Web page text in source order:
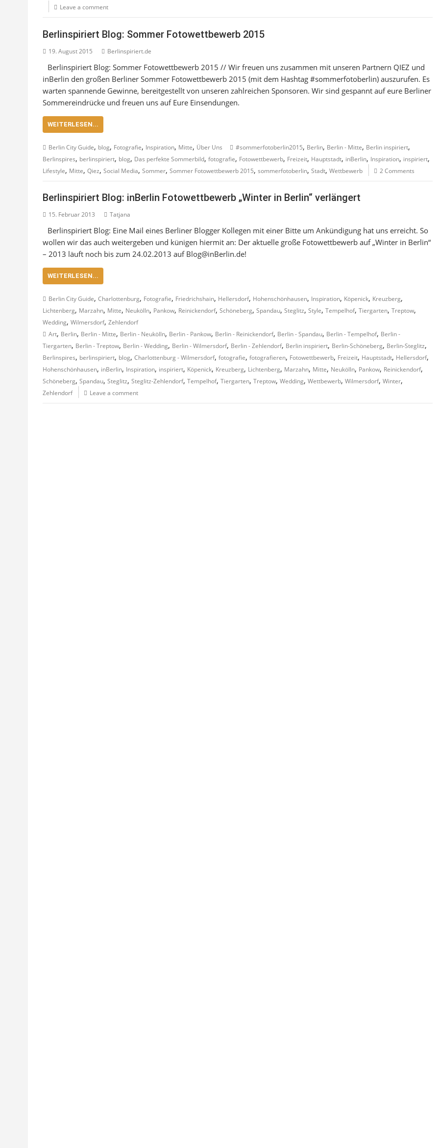
Leave a comment
Berlinspiriert Blog: Sommer Fotowettbewerb 2015
19. August 2015 Berlinspiriert.de
Berlinspiriert Blog: Sommer Fotowettbewerb 2015 // Wir freuen uns zusammen mit unseren Partnern QIEZ und
inBerlin den großen Berliner Sommer Fotowettbewerb 2015 (mit dem Hashtag #sommerfotoberlin) auszurufen. Es
warten spannende Gewinne, bereitgestellt von unseren zahlreichen Sponsoren. Wir sind gespannt auf eure Berliner
Sommereindrücke und freuen uns auf Eure Einsendungen.
WEITERLESEN...
Berlin City Guide, blog, Fotografie, Inspiration, Mitte, Über Uns #sommerfotoberlin2015, Berlin, Berlin - Mitte, Berlin inspiriert,
Berlinspires, berlinspiriert, blog, Das perfekte Sommerbild, fotografie, Fotowettbewerb, Freizeit, Hauptstadt, inBerlin, Inspiration, inspiriert,
Lifestyle, Mitte, Qiez, Social Media, Sommer, Sommer Fotowettbewerb 2015, sommerfotoberlin, Stadt, Wettbewerb 2 Comments
Berlinspiriert Blog: inBerlin Fotowettbewerb „Winter in Berlin“ verlängert
15. Februar 2013 Tatjana
Berlinspiriert Blog: Eine Mail eines Berliner Blogger Kollegen mit einer Bitte um Ankündigung hat uns erreicht. So
wollen wir das auch weitergeben und künigen hiermit an: Der aktuelle große Fotowettbewerb auf „Winter in Berlin“
– 2013 läuft noch bis zum 24.02.2013 auf Blog@inBerlin.de!
WEITERLESEN...
Berlin City Guide, Charlottenburg, Fotografie, Friedrichshain, Hellersdorf, Hohenschönhausen, Inspiration, Köpenick, Kreuzberg,
Lichtenberg, Marzahn, Mitte, Neukölln, Pankow, Reinickendorf, Schöneberg, Spandau, Steglitz, Style, Tempelhof, Tiergarten, Treptow,
Wedding, Wilmersdorf, Zehlendorf
Art, Berlin, Berlin - Mitte, Berlin - Neukölln, Berlin - Pankow, Berlin - Reinickendorf, Berlin - Spandau, Berlin - Tempelhof, Berlin -
Tiergarten, Berlin - Treptow, Berlin - Wedding, Berlin - Wilmersdorf, Berlin - Zehlendorf, Berlin inspiriert, Berlin-Schöneberg, Berlin-Steglitz,
Berlinspires, berlinspiriert, blog, Charlottenburg - Wilmersdorf, fotografie, fotografieren, Fotowettbewerb, Freizeit, Hauptstadt, Hellersdorf,
Hohenschönhausen, inBerlin, Inspiration, inspiriert, Köpenick, Kreuzberg, Lichtenberg, Marzahn, Mitte, Neukölln, Pankow, Reinickendorf,
Schöneberg, Spandau, Steglitz, Steglitz-Zehlendorf, Tempelhof, Tiergarten, Treptow, Wedding, Wettbewerb, Wilmersdorf, Winter,
Zehlendorf Leave a comment